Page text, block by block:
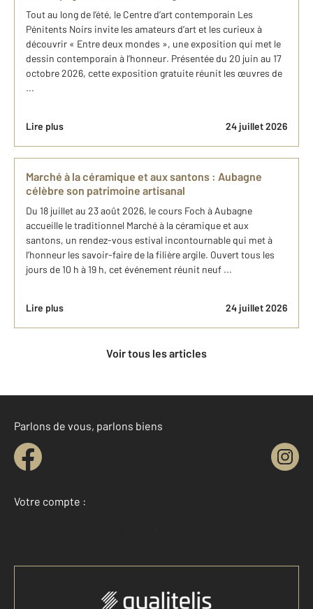
Tout au long de l’été, le Centre d’art contemporain Les
Pénitents Noirs invite les amateurs d’art et les curieux à
découvrir « Entre deux mondes », une exposition qui met le
dessin contemporain à l’honneur. Présentée du 20 juin au 17
octobre 2026, cette exposition gratuite réunit les œuvres de
...
Lire plus 24 juillet 2026
Marché à la céramique et aux santons : Aubagne
célèbre son patrimoine artisanal
Du 18 juillet au 23 août 2026, le cours Foch à Aubagne
accueille le traditionnel Marché à la céramique et aux
santons, un rendez-vous estival incontournable qui met à
l’honneur les savoir-faire de la filière argile. Ouvert tous les
jours de 10 h à 19 h, cet événement réunit neuf ...
Lire plus 24 juillet 2026
Voir tous les articles
Parlons de vous, parlons biens
Votre compte :
Accéder à mon compte